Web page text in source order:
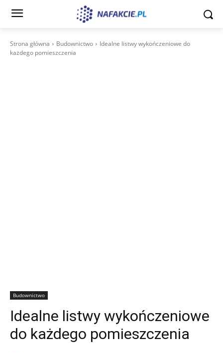
Strona główna Budownictwo
Idealne listwy wykończeniowe do
każdego pomieszczenia
Budownictwo
Idealne listwy wykończeniowe
do każdego pomieszczenia